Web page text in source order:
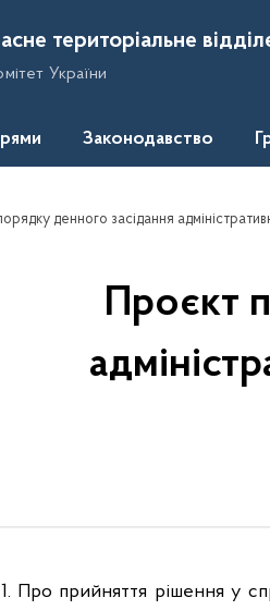
територіальне
України
Законодавство
денного засідання
Проєкт
1. Про прийняття рішення у